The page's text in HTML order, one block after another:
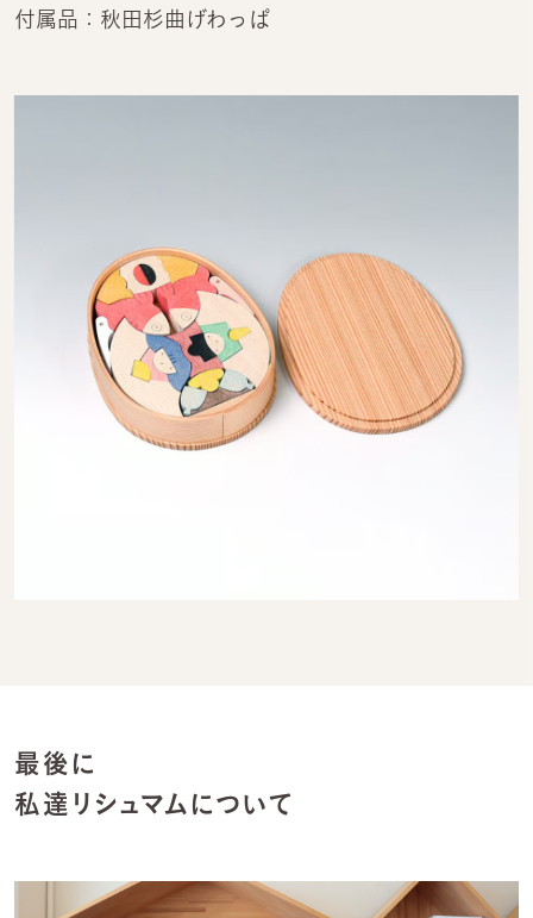
付属品：秋田杉曲げわっぱ
最後に
私達リシュマムについて